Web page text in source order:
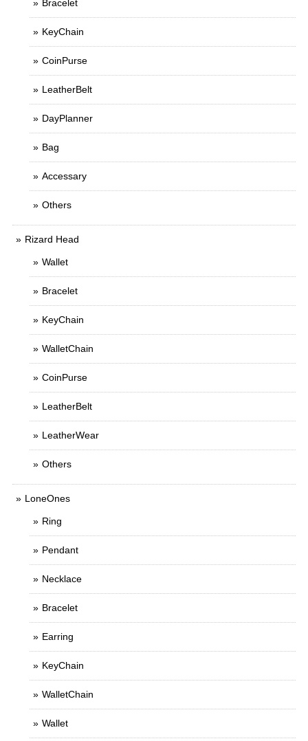
Bracelet
KeyChain
CoinPurse
LeatherBelt
DayPlanner
Bag
Accessary
Others
Rizard Head
Wallet
Bracelet
KeyChain
WalletChain
CoinPurse
LeatherBelt
LeatherWear
Others
LoneOnes
Ring
Pendant
Necklace
Bracelet
Earring
KeyChain
WalletChain
Wallet